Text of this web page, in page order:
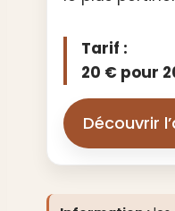
Tarif :
20 € pour
Découvrir